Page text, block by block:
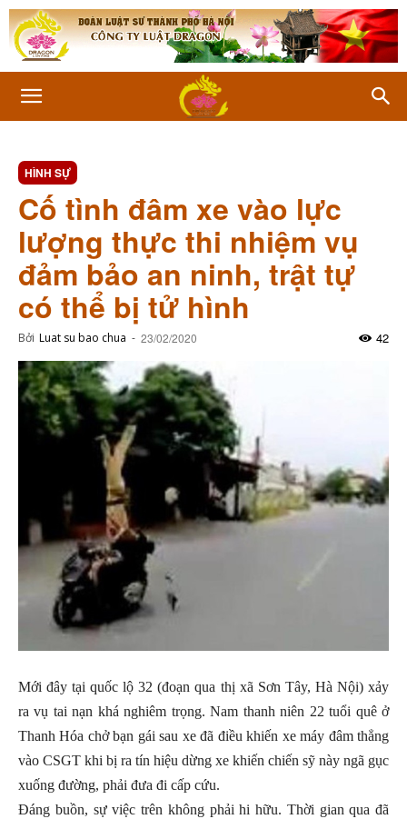
HÌNH SỰ
Cố tình đâm xe vào lực
lượng thực thi nhiệm vụ
đảm bảo an ninh, trật tự
có thể bị tử hình
Bởi Luat su bao chua - 23/02/2020 42
Mới đây tại quốc lộ 32 (đoạn qua thị xã Sơn Tây, Hà Nội) xảy
ra vụ tai nạn khá nghiêm trọng. Nam thanh niên 22 tuổi quê ở
Thanh Hóa chở bạn gái sau xe đã điều khiến xe máy đâm thẳng
vào CSGT khi bị ra tín hiệu dừng xe khiến chiến sỹ này ngã gục
xuống đường, phải đưa đi cấp cứu.
Đáng buồn, sự việc trên không phải hi hữu. Thời gian qua đã